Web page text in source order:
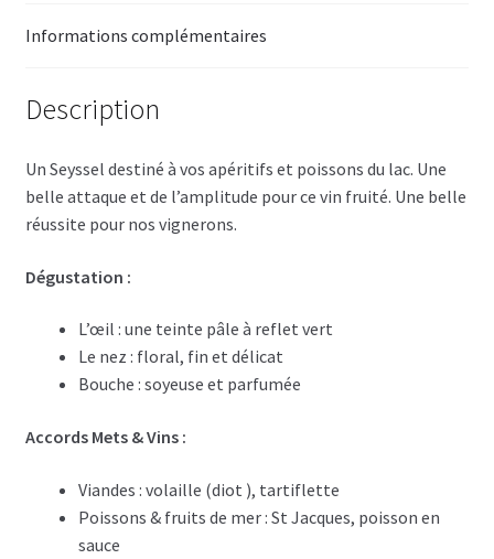
Informations complémentaires
Description
Un Seyssel destiné à vos apéritifs et poissons du lac. Une
belle attaque et de l’amplitude pour ce vin fruité. Une belle
réussite pour nos vignerons.
Dégustation :
L’œil : une teinte pâle à reflet vert
Le nez : floral, fin et délicat
Bouche : soyeuse et parfumée
Accords Mets & Vins :
Viandes : volaille (diot ), tartiflette
Poissons & fruits de mer : St Jacques, poisson en
sauce